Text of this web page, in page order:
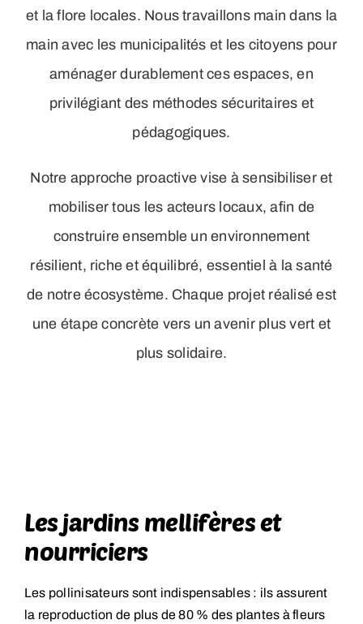
et la flore locales. Nous travaillons main dans la
main avec les municipalités et les citoyens pour
aménager durablement ces espaces, en
privilégiant des méthodes sécuritaires et
pédagogiques.
Notre approche proactive vise à sensibiliser et
mobiliser tous les acteurs locaux, afin de
construire ensemble un environnement
résilient, riche et équilibré, essentiel à la santé
de notre écosystème. Chaque projet réalisé est
une étape concrète vers un avenir plus vert et
plus solidaire.
Les jardins mellifères et
nourriciers
Les pollinisateurs sont indispensables : ils assurent
la reproduction de plus de 80 % des plantes à fleurs